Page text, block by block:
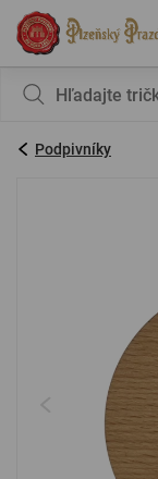
sa
Zabudnuté
Podpivníky